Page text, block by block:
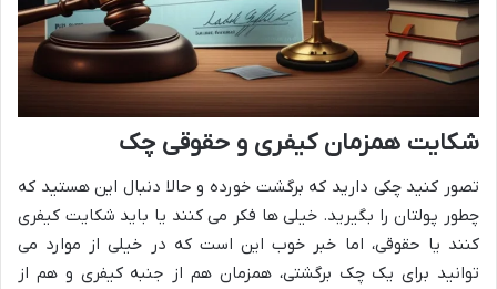
شکایت همزمان کیفری و حقوقی چک
تصور کنید چکی دارید که برگشت خورده و حالا دنبال این هستید که
چطور پولتان را بگیرید. خیلی ها فکر می کنند یا باید شکایت کیفری
کنند یا حقوقی، اما خبر خوب این است که در خیلی از موارد می
توانید برای یک چک برگشتی، همزمان هم از جنبه کیفری و هم از